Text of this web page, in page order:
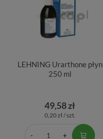
LEHNING Urarthone płyn
250 ml
49,58 zł
0,20 zł / szt.